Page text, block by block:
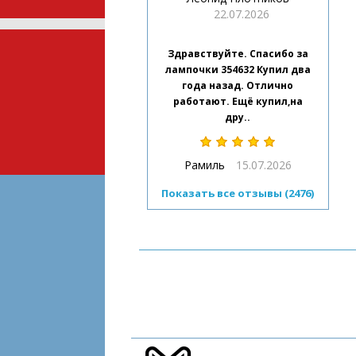
22.07.2026
Здравствуйте. Спасибо за
лампочки 354632 Купил два
года назад. Отлично
работают. Ещё купил,на
дру..
Рамиль 15.07.2026
Показать все отзывы (2476)